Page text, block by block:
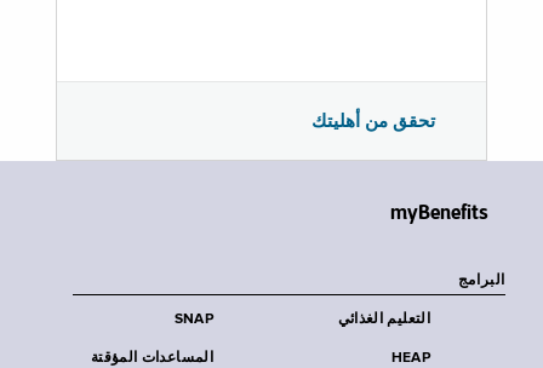
تحقق من أهليتك
myBenefits
البرامج
SNAP التعليم الغذائي
المساعدات المؤقتة HEAP